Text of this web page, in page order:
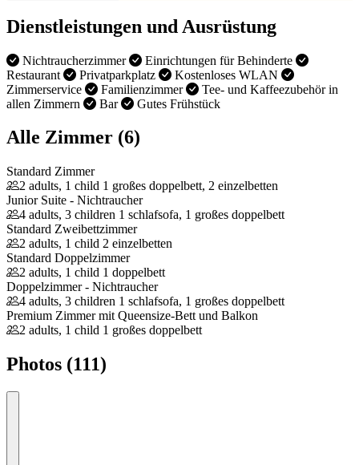
Dienstleistungen und Ausrüstung
Nichtraucherzimmer
Einrichtungen für Behinderte
Restaurant
Privatparkplatz
Kostenloses WLAN
Zimmerservice
Familienzimmer
Tee- und Kaffeezubehör in
allen Zimmern
Bar Gutes Frühstück
Alle Zimmer (6)
Standard Zimmer
2 adults, 1 child 1 großes doppelbett, 2 einzelbetten
Junior Suite - Nichtraucher
4 adults, 3 children 1 schlafsofa, 1 großes doppelbett
Standard Zweibettzimmer
2 adults, 1 child 2 einzelbetten
Standard Doppelzimmer
2 adults, 1 child 1 doppelbett
Doppelzimmer - Nichtraucher
4 adults, 3 children 1 schlafsofa, 1 großes doppelbett
Premium Zimmer mit Queensize-Bett und Balkon
2 adults, 1 child 1 großes doppelbett
Photos (111)